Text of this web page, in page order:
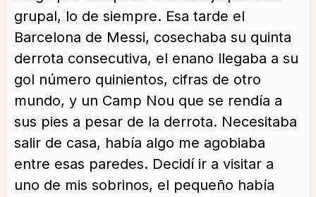
grupal, lo de siempre. Esa tarde el
Barcelona de Messi, cosechaba su quinta
derrota consecutiva, el enano llegaba a su
gol número quinientos, cifras de otro
mundo, y un Camp Nou que se rendía a
sus pies a pesar de la derrota. Necesitaba
salir de casa, había algo me agobiaba
entre esas paredes. Decidí ir a visitar a
uno de mis sobrinos, el pequeño había